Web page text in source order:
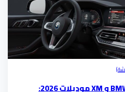
أعطال ومواصفات BMW X7 و XM موديلات 2026: